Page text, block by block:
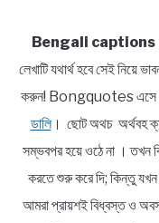
Bengali captions
লেখাটি যথার্থ হবে সেই নিয়ে
করুন! Bongquotes এসে
ডালি। ছোট অথচ অর্থবহ
সম্ভবপর হয়ে ওঠে না । তখন
করতে শুরু করে দি; কিন্তু
আমরা প্রায়শই বিধ্বস্ত ও